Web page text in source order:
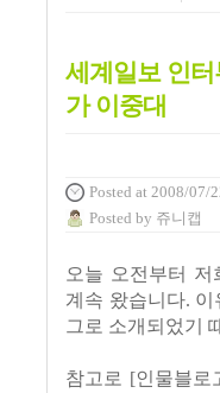
세계일보 인
가 이중대
Posted at 2008/07/
Posted by 쥬니캡
오늘 오전부터
계속 왔습니다.
그로 소개되었기
참고로 [인물블로